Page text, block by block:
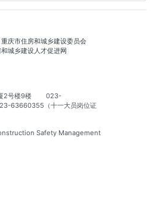
重庆市住房和城乡建设委员会
城乡建设人才促进网
厦2号楼9楼 023-
63660355（十一大员岗位证
Safety Management